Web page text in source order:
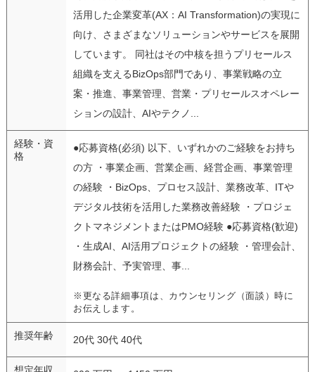
活用した企業変革(AX：AI Transformation)の実現に
向け、さまざまなソリューションやサービスを展開
しています。 同社はその中核を担うプリセールス
組織を支えるBizOps部門であり、事業戦略の立
案・推進、事業管理、営業・プリセールスオペレー
ションの設計、AIやテクノ...
経験・資
格
●応募資格(必須) 以下、いずれかのご経験をお持ち
の方 ・事業企画、営業企画、経営企画、事業管理
の経験 ・BizOps、プロセス設計、業務改革、ITや
デジタル技術を活用した業務改善経験 ・プロジェ
クトマネジメントまたはPMO経験 ●応募資格(歓迎)
・生成AI、AI活用プロジェクトの経験 ・管理会計、
財務会計、予実管理、事...
※更なる詳細事項は、カウンセリング（面談）時に
お伝えします。
推奨年齢 20代 30代 40代
想定年収